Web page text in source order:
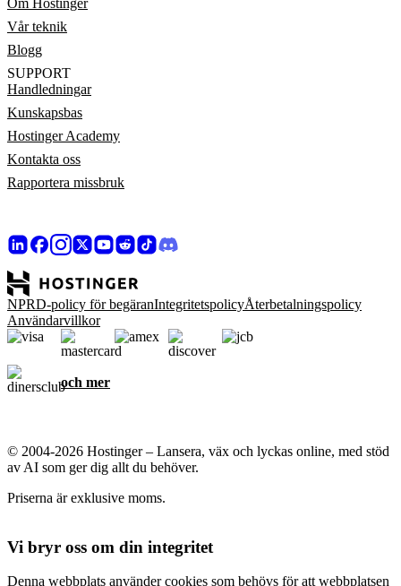
Om Hostinger
Vår teknik
Blogg
SUPPORT
Handledningar
Kunskapsbas
Hostinger Academy
Kontakta oss
Rapportera missbruk
NPRD-policy för begäranIntegritetspolicyÅterbetalningspolicy
Användarvillkor
och mer
© 2004-2026 Hostinger – Lansera, väx och lyckas online, med stöd
av AI som ger dig allt du behöver.
Priserna är exklusive moms.
Vi bryr oss om din integritet
Denna webbplats använder cookies som behövs för att webbplatsen